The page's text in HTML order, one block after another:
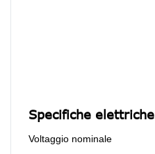
Specifiche elettriche
Voltaggio nominale